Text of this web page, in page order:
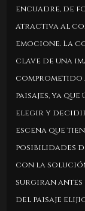
encuadre, de
atractiva al
emocione. La
clave de una
paisajes, ya
elegir y
escena que
posibilidades
con la
surgiran antes
del paisaje